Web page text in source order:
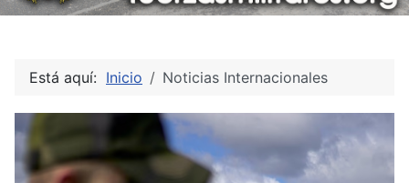
Está aquí: Inicio Noticias Internacionales